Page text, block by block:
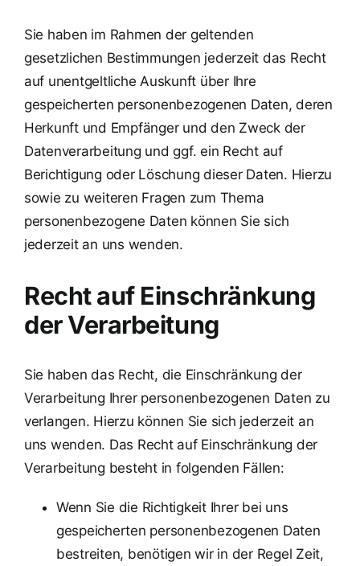
Sie haben im Rahmen der geltenden
gesetzlichen Bestimmungen jederzeit das Recht
auf unentgeltliche Auskunft über Ihre
gespeicherten personenbezogenen Daten, deren
Herkunft und Empfänger und den Zweck der
Datenverarbeitung und ggf. ein Recht auf
Berichtigung oder Löschung dieser Daten. Hierzu
sowie zu weiteren Fragen zum Thema
personenbezogene Daten können Sie sich
jederzeit an uns wenden.
Recht auf Einschränkung
der Verarbeitung
Sie haben das Recht, die Einschränkung der
Verarbeitung Ihrer personenbezogenen Daten zu
verlangen. Hierzu können Sie sich jederzeit an
uns wenden. Das Recht auf Einschränkung der
Verarbeitung besteht in folgenden Fällen:
Wenn Sie die Richtigkeit Ihrer bei uns
gespeicherten personenbezogenen Daten
bestreiten, benötigen wir in der Regel Zeit,